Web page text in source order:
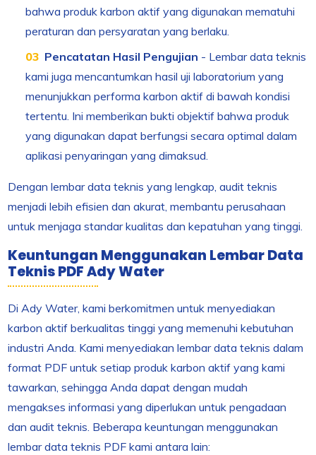
bahwa produk karbon aktif yang digunakan mematuhi
peraturan dan persyaratan yang berlaku.
Pencatatan Hasil Pengujian - Lembar data teknis
kami juga mencantumkan hasil uji laboratorium yang
menunjukkan performa karbon aktif di bawah kondisi
tertentu. Ini memberikan bukti objektif bahwa produk
yang digunakan dapat berfungsi secara optimal dalam
aplikasi penyaringan yang dimaksud.
Dengan lembar data teknis yang lengkap, audit teknis
menjadi lebih efisien dan akurat, membantu perusahaan
untuk menjaga standar kualitas dan kepatuhan yang tinggi.
Keuntungan Menggunakan Lembar Data
Teknis PDF Ady Water
Di Ady Water, kami berkomitmen untuk menyediakan
karbon aktif berkualitas tinggi yang memenuhi kebutuhan
industri Anda. Kami menyediakan lembar data teknis dalam
format PDF untuk setiap produk karbon aktif yang kami
tawarkan, sehingga Anda dapat dengan mudah
mengakses informasi yang diperlukan untuk pengadaan
dan audit teknis. Beberapa keuntungan menggunakan
lembar data teknis PDF kami antara lain: